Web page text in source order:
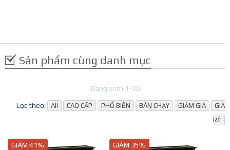
Sản phẩm cùng danh mục
Đang xem 1-20
Lọc theo: All CAO CẤP PHỔ BIẾN BÁN CHẠY GIẢM GIÁ
GIÁ
RẺ
GIẢM 41% GIẢM 35%